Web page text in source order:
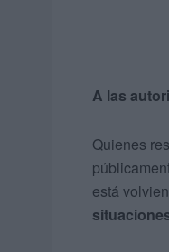
A las
Quienes
está